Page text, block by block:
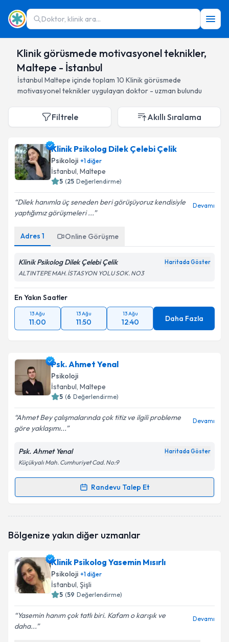
Doktor, klinik ara...
Klinik görüsmede motivasyonel teknikler,
Maltepe - İstanbul
İstanbul Maltepe içinde toplam 10 Klinik görüsmede
motivasyonel teknikleruygulayan doktor - uzman bulundu
Filtrele Akıllı Sıralama
Klinik Psikolog Dilek Çelebi Çelik
Psikoloji +1diğer
İstanbul, Maltepe
5 (25 Değerlendirme)
Dilek hanımla üç seneden beri görüşüyoruz kendisiyle
yaptığımız görüşmeleri ...
Devamı
Adres 1 Online Görüşme
Klinik Psikolog Dilek Çelebi Çelik Haritada Göster
ALTINTEPE MAH. İSTASYON YOLU SOK. NO3
En Yakın Saatler
13 Ağu
11:00
13 Ağu
11:50
13 Ağu
12:40 Daha Fazla
Psk. Ahmet Yenal
Psikoloji
İstanbul, Maltepe
5 (6 Değerlendirme)
Ahmet Bey çalışmalarında çok titiz ve ilgili probleme
göre yaklaşımı...
Devamı
Psk. Ahmet Yenal Haritada Göster
Küçükyalı Mah. Cumhuriyet Cad. No:9
Randevu Talep Et
Randevu Takvimi Talebi
oluşturun. Size bu uzmandan randevu almanız için bir
E-posta Adresiniz
Kişisel verilerimin işlenmesine ilişkinAydınlatma
Bölgenize yakın diğer uzmanlar
Klinik Psikolog Yasemin Mısırlı
Psikoloji +1diğer
İstanbul, Şişli
5 (59 Değerlendirme)
Yasemin hanım çok tatlı biri. Kafam o karışık ve
daha...
Devamı